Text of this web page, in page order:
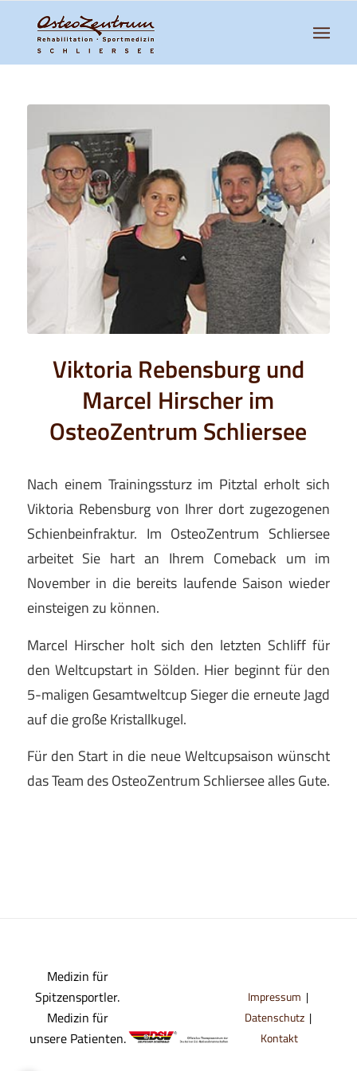
Viktoria Rebensburg und
Marcel Hirscher im
OsteoZentrum Schliersee
Nach einem Trainingssturz im Pitztal erholt sich
Viktoria Rebensburg von Ihrer dort zugezogenen
Schienbeinfraktur. Im OsteoZentrum Schliersee
arbeitet Sie hart an Ihrem Comeback um im
November in die bereits laufende Saison wieder
einsteigen zu können.
Marcel Hirscher holt sich den letzten Schliff für
den Weltcupstart in Sölden. Hier beginnt für den
5-maligen Gesamtweltcup Sieger die erneute Jagd
auf die große Kristallkugel.
Für den Start in die neue Weltcupsaison wünscht
das Team des OsteoZentrum Schliersee alles Gute.
Medizin für
Spitzensportler.
Medizin für
unsere Patienten.
Impressum |
Datenschutz |
Kontakt